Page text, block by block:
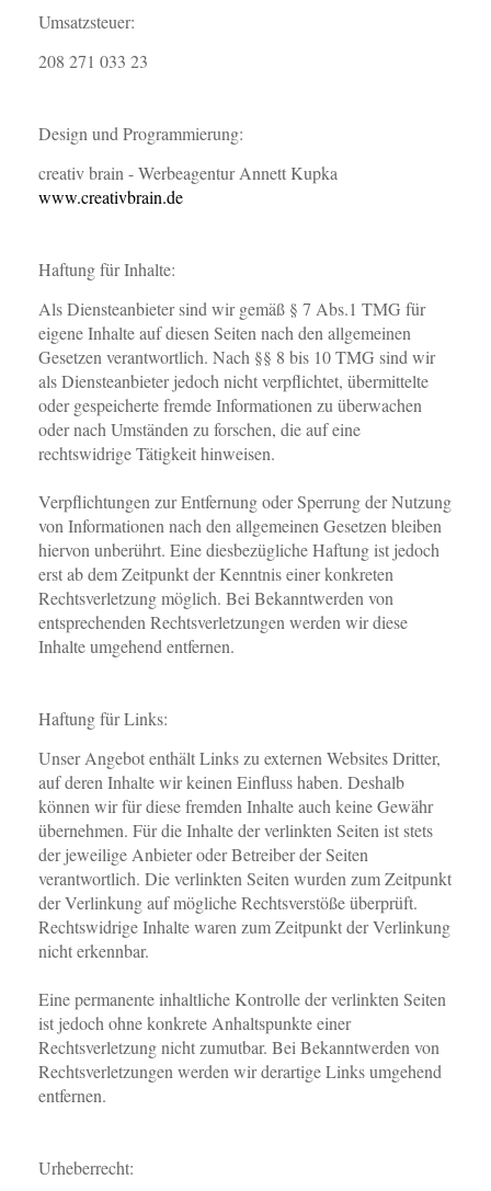
Umsatzsteuer:
208 271 033 23
Design und Programmierung:
creativ brain - Werbeagentur Annett Kupka
www.creativbrain.de
Haftung für Inhalte:
Als Diensteanbieter sind wir gemäß § 7 Abs.1 TMG für
eigene Inhalte auf diesen Seiten nach den allgemeinen
Gesetzen verantwortlich. Nach §§ 8 bis 10 TMG sind wir
als Diensteanbieter jedoch nicht verpflichtet, übermittelte
oder gespeicherte fremde Informationen zu überwachen
oder nach Umständen zu forschen, die auf eine
rechtswidrige Tätigkeit hinweisen.
Verpflichtungen zur Entfernung oder Sperrung der Nutzung
von Informationen nach den allgemeinen Gesetzen bleiben
hiervon unberührt. Eine diesbezügliche Haftung ist jedoch
erst ab dem Zeitpunkt der Kenntnis einer konkreten
Rechtsverletzung möglich. Bei Bekanntwerden von
entsprechenden Rechtsverletzungen werden wir diese
Inhalte umgehend entfernen.
Haftung für Links:
Unser Angebot enthält Links zu externen Websites Dritter,
auf deren Inhalte wir keinen Einfluss haben. Deshalb
können wir für diese fremden Inhalte auch keine Gewähr
übernehmen. Für die Inhalte der verlinkten Seiten ist stets
der jeweilige Anbieter oder Betreiber der Seiten
verantwortlich. Die verlinkten Seiten wurden zum Zeitpunkt
der Verlinkung auf mögliche Rechtsverstöße überprüft.
Rechtswidrige Inhalte waren zum Zeitpunkt der Verlinkung
nicht erkennbar.
Eine permanente inhaltliche Kontrolle der verlinkten Seiten
ist jedoch ohne konkrete Anhaltspunkte einer
Rechtsverletzung nicht zumutbar. Bei Bekanntwerden von
Rechtsverletzungen werden wir derartige Links umgehend
entfernen.
Urheberrecht: